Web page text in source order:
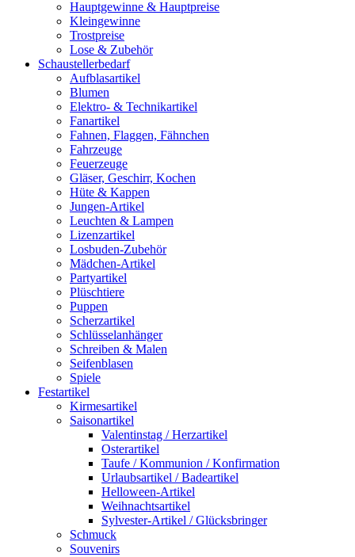
Hauptgewinne & Hauptpreise
Kleingewinne
Trostpreise
Lose & Zubehör
Schaustellerbedarf
Aufblasartikel
Blumen
Elektro- & Technikartikel
Fanartikel
Fahnen, Flaggen, Fähnchen
Fahrzeuge
Feuerzeuge
Gläser, Geschirr, Kochen
Hüte & Kappen
Jungen-Artikel
Leuchten & Lampen
Lizenzartikel
Losbuden-Zubehör
Mädchen-Artikel
Partyartikel
Plüschtiere
Puppen
Scherzartikel
Schlüsselanhänger
Schreiben & Malen
Seifenblasen
Spiele
Festartikel
Kirmesartikel
Saisonartikel
Valentinstag / Herzartikel
Osterartikel
Taufe / Kommunion / Konfirmation
Urlaubsartikel / Badeartikel
Helloween-Artikel
Weihnachtsartikel
Sylvester-Artikel / Glücksbringer
Schmuck
Souvenirs